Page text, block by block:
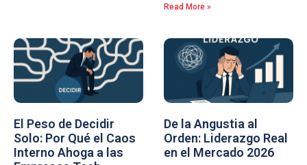
Read More »
El Peso de Decidir
Solo: Por Qué el Caos
Interno Ahoga a las
De la Angustia al
Orden: Liderazgo Real
en el Mercado 2026